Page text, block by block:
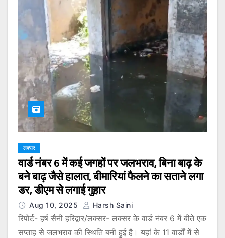
लक्सर
वार्ड नंबर 6 में कई जगहों पर जलभराव, बिना बाढ़ के
बने बाढ़ जैसे हालात, बीमारियां फैलने का सताने लगा
डर, डीएम से लगाई गुहार
Aug 10, 2025 Harsh Saini
रिपोर्ट- हर्ष सैनी हरिद्वार/लक्सर- लक्सर के वार्ड नंबर 6 में बीते एक
सप्ताह से जलभराव की स्थिति बनी हुई है। यहां के 11 वार्डों में से